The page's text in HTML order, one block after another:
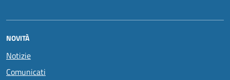
NOVITÀ
Notizie
Comunicati